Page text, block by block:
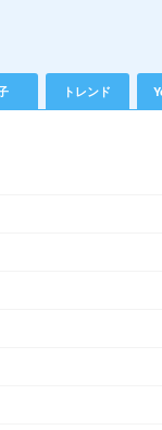
トレンド